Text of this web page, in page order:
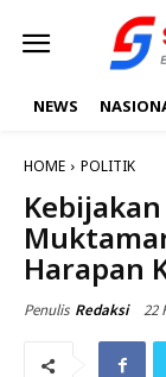
NEWS
HOME POLITIK
Harapan
Penulis Redaksi 22